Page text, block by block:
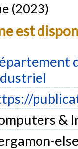
(2023)
est
&